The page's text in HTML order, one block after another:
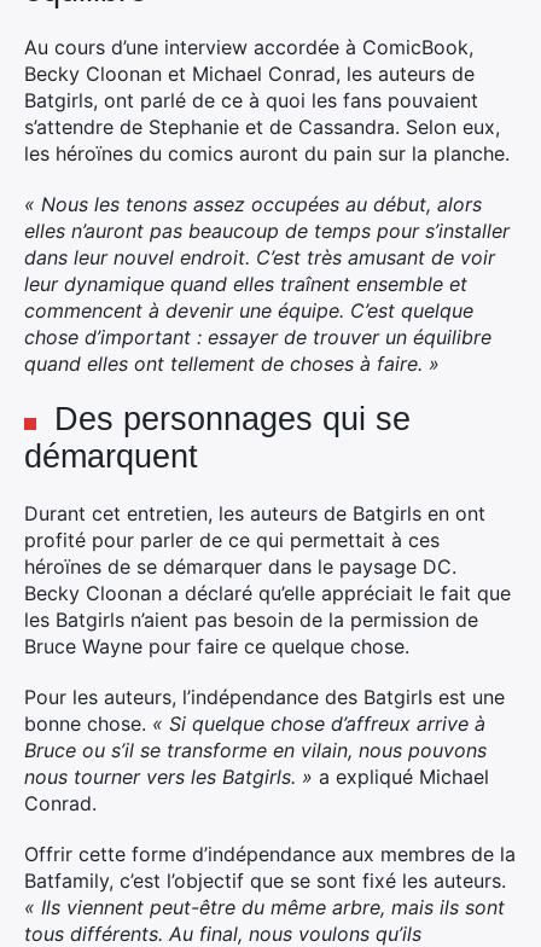
Au cours d’une interview accordée à ComicBook,
Becky Cloonan et Michael Conrad, les auteurs de
Batgirls, ont parlé de ce à quoi les fans pouvaient
s’attendre de Stephanie et de Cassandra. Selon eux,
les héroïnes du comics auront du pain sur la planche.
« Nous les tenons assez occupées au début, alors
elles n’auront pas beaucoup de temps pour s’installer
dans leur nouvel endroit. C’est très amusant de voir
leur dynamique quand elles traînent ensemble et
commencent à devenir une équipe. C’est quelque
chose d’important : essayer de trouver un équilibre
quand elles ont tellement de choses à faire. »
Des personnages qui se
démarquent
Durant cet entretien, les auteurs de Batgirls en ont
profité pour parler de ce qui permettait à ces
héroïnes de se démarquer dans le paysage DC.
Becky Cloonan a déclaré qu’elle appréciait le fait que
les Batgirls n’aient pas besoin de la permission de
Bruce Wayne pour faire ce quelque chose.
Pour les auteurs, l’indépendance des Batgirls est une
bonne chose. « Si quelque chose d’affreux arrive à
Bruce ou s’il se transforme en vilain, nous pouvons
nous tourner vers les Batgirls. » a expliqué Michael
Conrad.
Offrir cette forme d’indépendance aux membres de la
Batfamily, c’est l’objectif que se sont fixé les auteurs.
« Ils viennent peut-être du même arbre, mais ils sont
tous différents. Au final, nous voulons qu’ils
Rechercher
: